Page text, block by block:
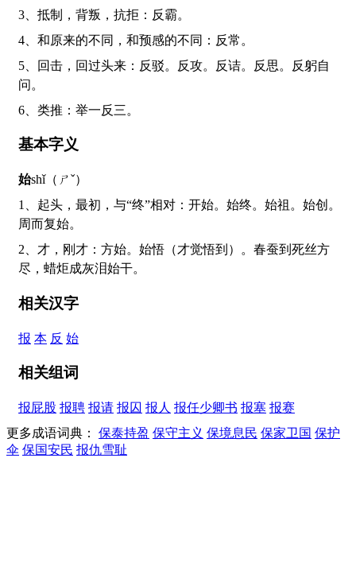
3、抵制，背叛，抗拒：反霸。
4、和原来的不同，和预感的不同：反常。
5、回击，回过头来：反驳。反攻。反诘。反思。反躬自
问。
6、类推：举一反三。
基本字义
始shǐ（ㄕˇ）
1、起头，最初，与“终”相对：开始。始终。始祖。始创。
周而复始。
2、才，刚才：方始。始悟（才觉悟到）。春蚕到死丝方
尽，蜡炬成灰泪始干。
相关汉字
报 本 反 始
相关组词
报屁股 报聘 报请 报囚 报人 报任少卿书 报塞 报赛
更多成语词典： 保泰持盈 保守主义 保境息民 保家卫国 保护
伞 保国安民 报仇雪耻